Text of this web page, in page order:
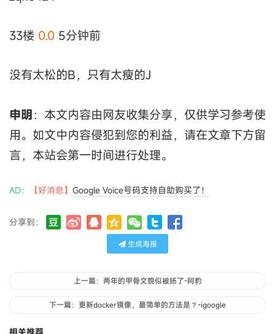
33楼 0.0 5分钟前
没有太松的B，只有太瘦的J
申明：本文内容由网友收集分享，仅供学习参考使
用。如文中内容侵犯到您的利益，请在文章下方留
言，本站会第一时间进行处理。
AD： 【好消息】 Google Voice号码支持自助购买了！
分享到：
生成海报
上一篇：两年的甲骨文貌似被扬了-阿豹
下一篇：更新docker镜像，最简单的方法是？-igoogle